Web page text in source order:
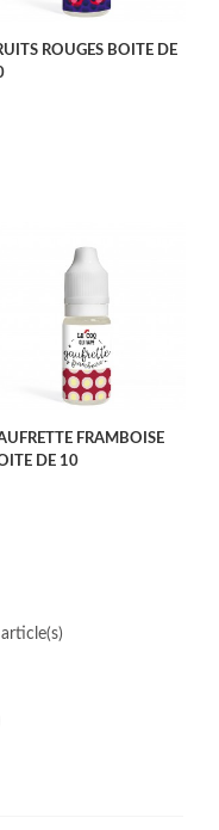
ROUGES BOITE DE
FRAMBOISE
DE 10